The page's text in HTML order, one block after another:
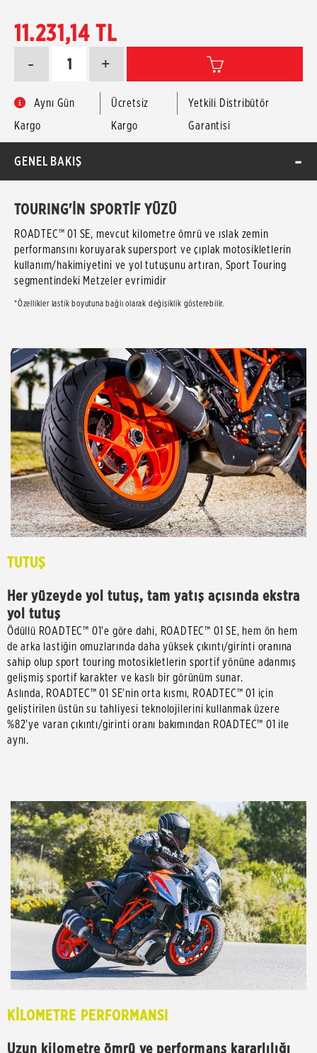
11.231,14 TL
+
-
Aynı Gün
Kargo
Ücretsiz
Kargo
Yetkili Distribütör
Garantisi
GENEL BAKIŞ
TOURING'İN SPORTİF YÜZÜ
ROADTEC™ 01 SE, mevcut kilometre ömrü ve ıslak zemin
performansını koruyarak supersport ve çıplak motosikletlerin
kullanım/hakimiyetini ve yol tutuşunu artıran, Sport Touring
segmentindeki Metzeler evrimidir
*Özellikler lastik boyutuna bağlı olarak değişiklik gösterebilir.
TUTUŞ
Her yüzeyde yol tutuş, tam yatış açısında ekstra
yol tutuş
Ödüllü ROADTEC™ 01'e göre dahi, ROADTEC™ 01 SE, hem ön hem
de arka lastiğin omuzlarında daha yüksek çıkıntı/girinti oranına
sahip olup sport touring motosikletlerin sportif yönüne adanmış
gelişmiş sportif karakter ve kaslı bir görünüm sunar.
Aslında, ROADTEC™ 01 SE'nin orta kısmı, ROADTEC™ 01 için
geliştirilen üstün su tahliyesi teknolojilerini kullanmak üzere
%82'ye varan çıkıntı/girinti oranı bakımından ROADTEC™ 01 ile
aynı.
KİLOMETRE PERFORMANSI
Uzun kilometre ömrü ve performans kararlılığı